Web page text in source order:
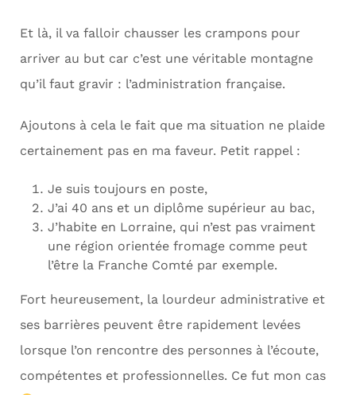
Et là, il va falloir chausser les crampons pour
arriver au but car c’est une véritable montagne
qu’il faut gravir : l’administration française.
Ajoutons à cela le fait que ma situation ne plaide
certainement pas en ma faveur. Petit rappel :
Je suis toujours en poste,
J’ai 40 ans et un diplôme supérieur au bac,
J’habite en Lorraine, qui n’est pas vraiment
une région orientée fromage comme peut
l’être la Franche Comté par exemple.
Fort heureusement, la lourdeur administrative et
ses barrières peuvent être rapidement levées
lorsque l’on rencontre des personnes à l’écoute,
compétentes et professionnelles. Ce fut mon cas